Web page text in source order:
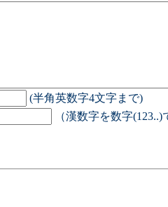
(半角英数字4文字まで)
（漢数字を数字(123..)